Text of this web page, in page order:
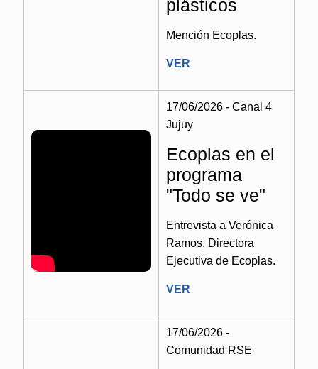
plásticos
Mención Ecoplas.
VER
17/06/2026 - Canal 4
Jujuy
Ecoplas en el
programa
"Todo se ve"
Entrevista a Verónica
Ramos, Directora
Ejecutiva de Ecoplas.
VER
17/06/2026 -
Comunidad RSE